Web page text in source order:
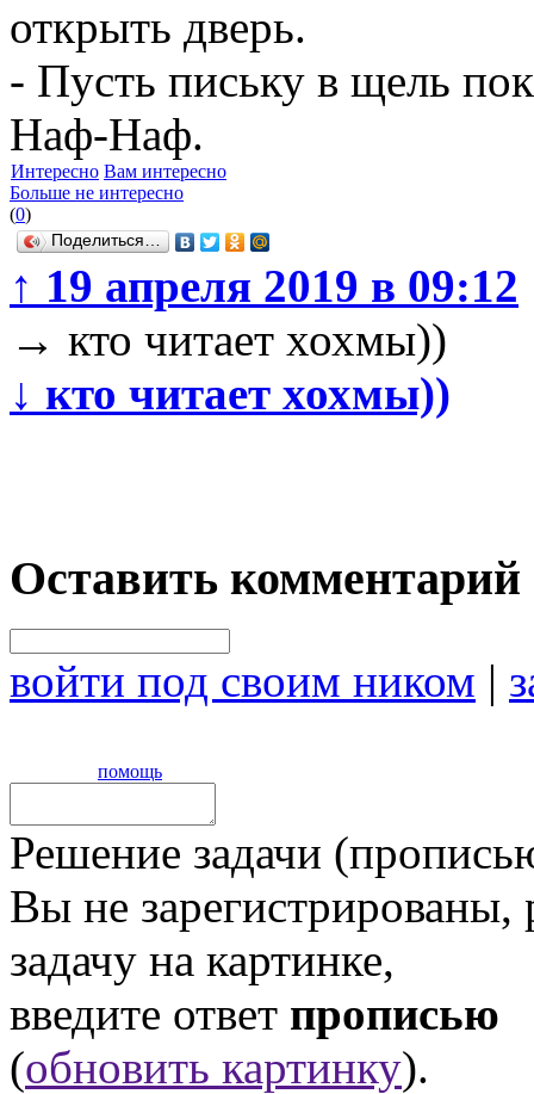
открыть дверь.
- Пусть письку в щель
Наф-Наф.
Интересно Вам интересно
Больше не интересно
(0)
Поделиться…
↑ 19 апреля 2019 в 09:12
→ кто читает хохмы))
↓ кто читает хохмы))
Оставить комментарий
войти под своим ником |
помощь
Решение задачи
Вы не
задачу на картинке,
введите ответ прописью
(обновить картинку).